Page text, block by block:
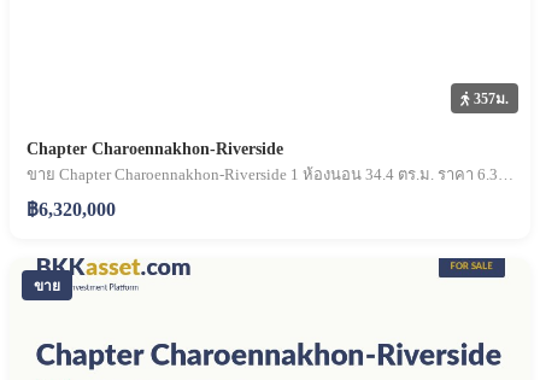
357ม.
Chapter Charoennakhon-Riverside
ขาย Chapter Charoennakhon-Riverside 1 ห้องนอน 34.4 ตร.ม. ราคา 6.32 ล้านบาท
฿6,320,000
ขาย